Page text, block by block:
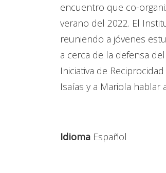
encuentro que co-
verano del 2022. El
reuniendo a jóvenes
a cerca de la defensa
Iniciativa de
Isaías y a Mariola
Idioma Español